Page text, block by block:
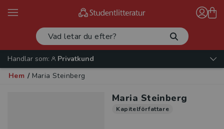
Handlar som:
Privatkund
Hem / Maria Steinberg
Maria Steinberg
Kapitelförfattare